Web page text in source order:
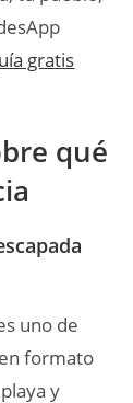
y
viaje en
por
bien